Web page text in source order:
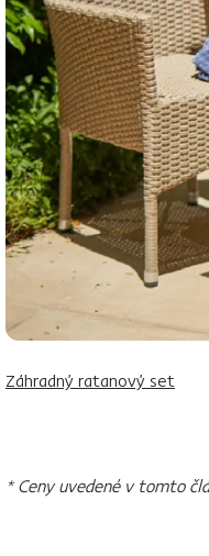
Záhradný ratanový set
* Ceny uvedené v tomto